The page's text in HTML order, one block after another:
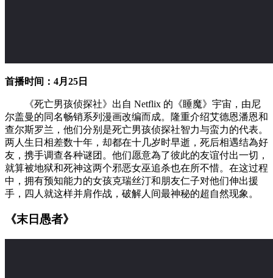
首播时间：4月25日
《死亡男孩侦探社》出自 Netflix 的《睡魔》宇宙，由尼
尔盖曼的同名畅销系列漫画改编而成。隆重介绍艾德恩潘恩和
查尔斯罗兰，他们分别是死亡男孩侦探社智力与蛮力的代表。
两人生日相差数十年，却都在十几岁时早逝，死后相遇结為好
友，携手调查各种谜团。他们愿意為了彼此的友谊付出一切，
就算被地狱和死神这两个邪恶女巫追杀也在所不惜。在这过程
中，拥有预知能力的女孩克瑞丝汀和朋友仁子对他们伸出援
手，四人就这样并肩作战，破解人间最神秘的超自然现象。
《末日愚者》